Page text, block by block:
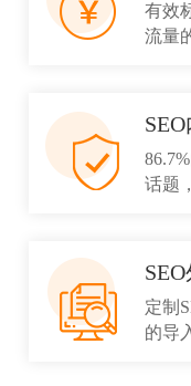
有效
流量
话题
定制
的导